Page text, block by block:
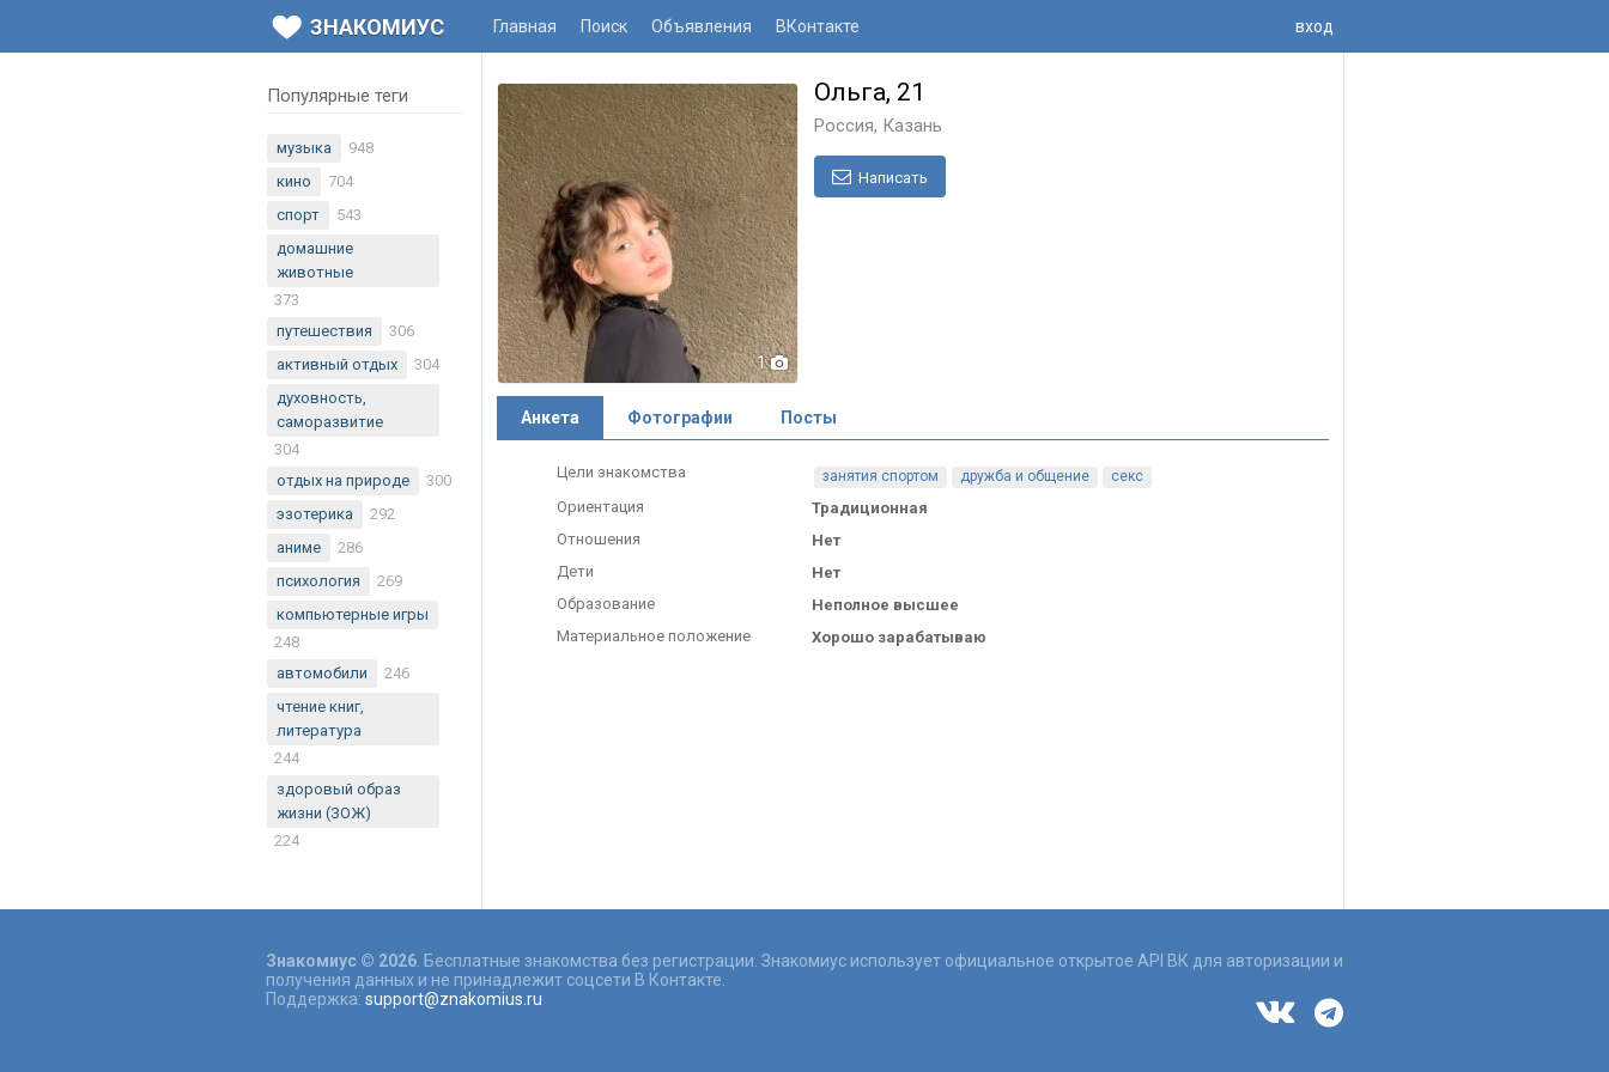
ЗНАКОМИУС Главная Поиск Объявления ВКонтакте вход
1
Ольга, 21
Россия, Казань
Написать
Анкета Фотографии Посты
Цели знакомства занятия спортом дружба и общение секс
Ориентация
Традиционная
Отношения
Нет
Дети
Нет
Образование
Неполное высшее
Материальное положение
Хорошо зарабатываю
Популярные теги
музыка
948
кино
704
спорт
543
домашние
животные
373
путешествия
306
активный отдых
304
духовность,
саморазвитие
304
отдых на природе
300
эзотерика
292
аниме
286
психология
269
компьютерные игры
248
автомобили
246
чтение книг,
литература
244
здоровый образ
жизни (ЗОЖ)
224
Знакомиус © 2026 . Бесплатные знакомства без регистрации. Знакомиус использует официальное открытое API ВК для авторизации и
получения данных и не принадлежит соцсети В Контакте.
Поддержка: support@znakomius.ru